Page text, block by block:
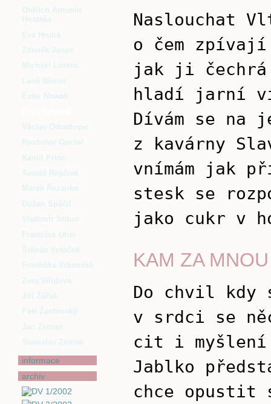
Oldřich Antonín
Hostaša
Eva Hrubá
Zdeněk Janas
Michael Lorenc
Leoš Němec
Ester Nowak
Václav Odradovec
Rostislav Opršal
Kamil Princ
Tomáš Repčiak
Marek Řezanka
Dušan Spáčil
Vladimír Stibor
František Uher
Štěpán Votoček
Františka Vrbenská
Zora Wildová
Jiří Žáček
Petr Žantovský
Jan Zeman
Stanislav Zeman
informace
archiv
Naslouchat
o čem
jak ji čechrá
hladí jarní
Dívám se na
z kavárny
vnímám jak
stesk se
jako cukr v
KAM ZA
Do chvil kdy
v srdci se
cit i myšlení
Jablko
chce opustit